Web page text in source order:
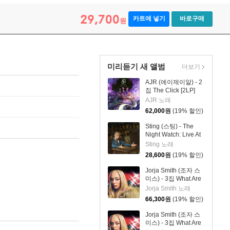
29,700원 카트에 넣기 바로구매
미리듣기 새 앨범
AJR (에이제이알) - 2
집 The Click [2LP]
AJR 노래
62,000원 (19% 할인)
Sting (스팅) - The
Night Watch: Live At
The Rijksmuseum
Sting 노래
28,600원 (19% 할인)
Jorja Smith (조자 스
미스) - 3집 What Are
The Odds [스플래터
컬러 LP]
Jorja Smith 노래
66,300원 (19% 할인)
Jorja Smith (조자 스
미스) - 3집 What Are
더보기